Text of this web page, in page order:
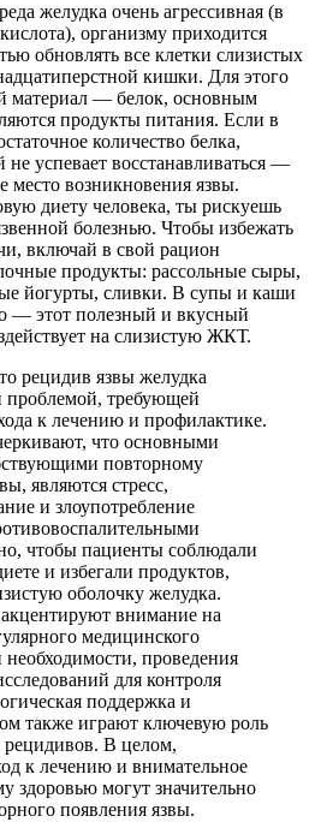
желудка очень агрессивная (в
организму приходится
обновлять все клетки слизистых
кишки. Для этого
материал — белок, основным
продукты питания. Если в
количество белка,
успевает восстанавливаться —
место возникновения язвы.
диету человека, ты рискуешь
болезнью. Чтобы избежать
включай в свой рацион
продукты: рассольные сыры,
йогурты, сливки. В супы и каши
— этот полезный и вкусный
на слизистую ЖКТ.
рецидив язвы желудка
проблемой, требующей
к лечению и профилактике.
что основными
повторному
являются стресс,
и злоупотребление
чтобы пациенты соблюдали
и избегали продуктов,
оболочку желудка.
внимание на
медицинского
проведения
для контроля
поддержка и
также играют ключевую роль
В целом,
к лечению и внимательное
здоровью могут значительно
появления язвы.